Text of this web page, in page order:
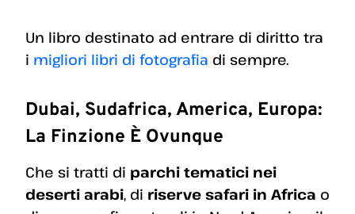
Un libro destinato ad entrare di diritto tra
i migliori libri di fotografia di sempre.
Dubai, Sudafrica, America, Europa:
La Finzione È Ovunque
Che si tratti di parchi tematici nei
deserti arabi, di riserve safari in Africa o